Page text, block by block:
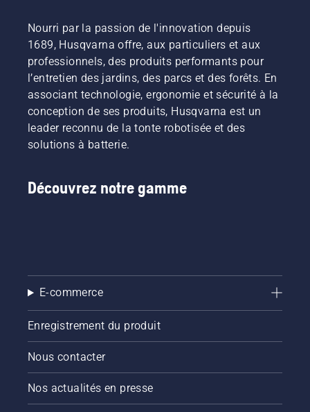
autonomes
pour
l'entretien
de ses
terrains
d'entraînement
et de ses
espaces
destinés
faciliter
des
travaux
de
conservation
menés
de
manière
durable,
machines
de
grande
taille.
participer
rayonnement
de nos
robots
de tonte
Husqvarna
Nourri par la passion de l'innovation depuis
1689, Husqvarna offre, aux particuliers et aux
professionnels, des produits performants pour
l’entretien des jardins, des parcs et des forêts. En
associant technologie, ergonomie et sécurité à la
conception de ses produits, Husqvarna est un
leader reconnu de la tonte robotisée et des
solutions à batterie.
Découvrez notre gamme
E-commerce
Enregistrement du produit
Nous contacter
Nos actualités en presse